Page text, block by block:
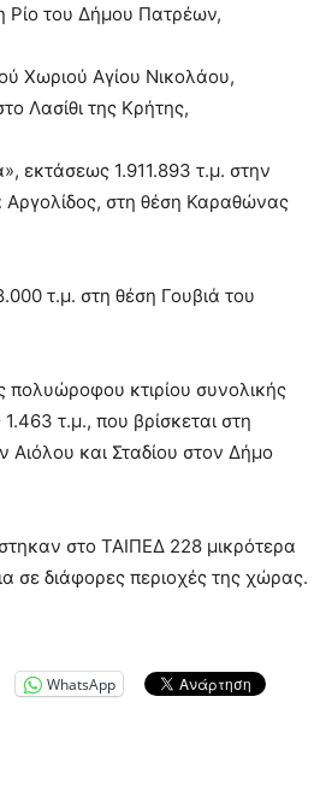
Ρίο του Δήμου Πατρέων,
Χωριού Αγίου Νικολάου,
Λασίθι της Κρήτης,
εκτάσεως 1.911.893 τ.μ. στην
Αργολίδος, στη θέση Καραθώνας
τ.μ. στη θέση Γουβιά του
πολυώροφου κτιρίου συνολικής
τ.μ., που βρίσκεται στη
και Σταδίου στον Δήμο
στο ΤΑΙΠΕΔ 228 μικρότερα
σε διάφορες περιοχές της χώρας.
WhatsApp